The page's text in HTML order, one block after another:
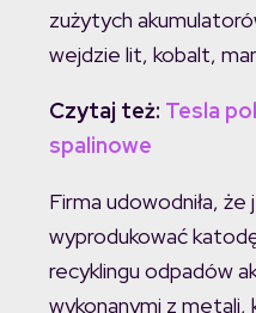
zużytych
wejdzie lit, kobalt,
Czytaj też: Tesla
spalinowe
Firma udowodniła,
wyprodukować
recyklingu odpadów
wykonanymi z